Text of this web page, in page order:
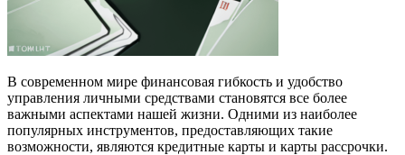
В современном мире финансовая гибкость и удобство
управления личными средствами становятся все более
важными аспектами нашей жизни. Одними из наиболее
популярных инструментов, предоставляющих такие
возможности, являются кредитные карты и карты рассрочки.